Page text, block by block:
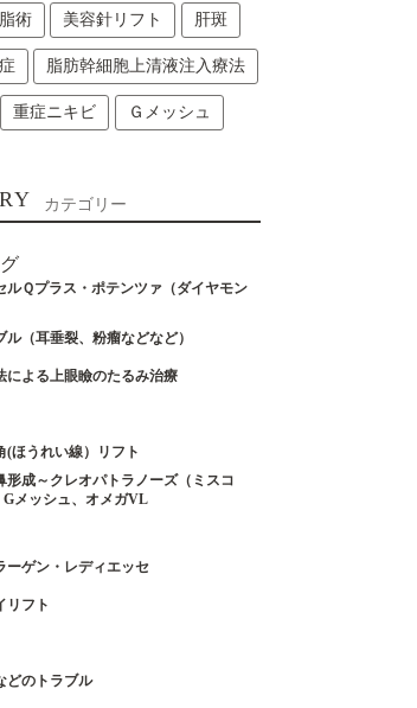
術 美容針リフト 肝斑
脂肪幹細胞上清液注入療法
重症ニキビ Ｇメッシュ
カテゴリー
ルＱプラス・ポテンツァ（ダイヤモン
ル（耳垂裂、粉瘤などなど）
による上眼瞼のたるみ治療
(ほうれい線）リフト
形成～クレオパトラノーズ（ミスコ
メッシュ、オメガVL
ーゲン・レディエッセ
リフト
どのトラブル